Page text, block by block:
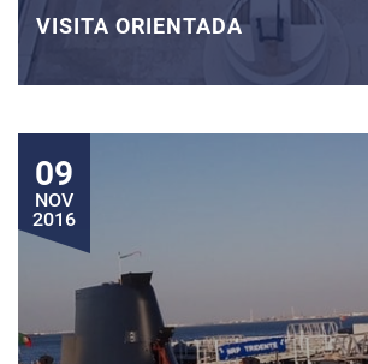
VISITA ORIENTADA
09
NOV
2016